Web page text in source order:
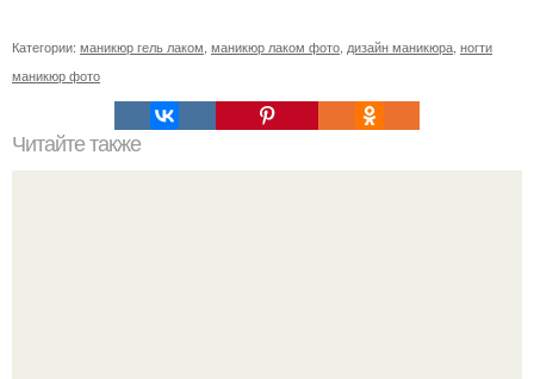
Категории: маникюр гель лаком маникюр лаком фото дизайн маникюра ногти
маникюр фото
Читайте также